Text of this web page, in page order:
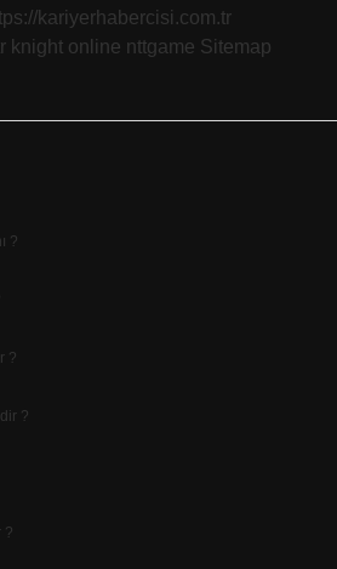
kariyerhabercisi.com.tr
knight online nttgame Sitemap
?
?
?
?